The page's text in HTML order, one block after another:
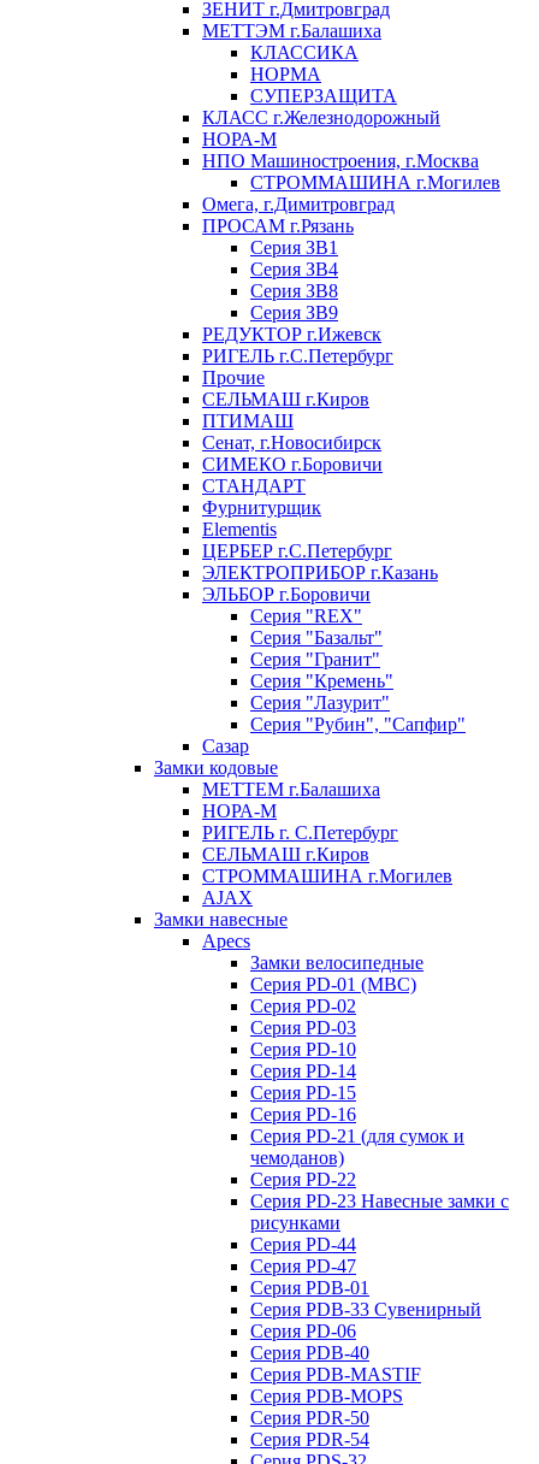
ЗЕНИТ г.Дмитровград
МЕТТЭМ г.Балашиха
КЛАССИКА
НОРМА
СУПЕРЗАЩИТА
КЛАСС г.Железнодорожный
НОРА-М
НПО Машиностроения, г.Москва
СТРОММАШИНА г.Могилев
Омега, г.Димитровград
ПРОСАМ г.Рязань
Серия ЗВ1
Серия ЗВ4
Серия ЗВ8
Серия ЗВ9
РЕДУКТОР г.Ижевск
РИГЕЛЬ г.С.Петербург
Прочие
СЕЛЬМАШ г.Киров
ПТИМАШ
Сенат, г.Новосибирск
СИМЕКО г.Боровичи
СТАНДАРТ
Фурнитурщик
Elementis
ЦЕРБЕР г.С.Петербург
ЭЛЕКТРОПРИБОР г.Казань
ЭЛЬБОР г.Боровичи
Серия "REX"
Серия "Базальт"
Серия "Гранит"
Серия "Кремень"
Серия "Лазурит"
Серия "Рубин", "Сапфир"
Сазар
Замки кодовые
МЕТТЕМ г.Балашиха
НОРА-М
РИГЕЛЬ г. С.Петербург
СЕЛЬМАШ г.Киров
СТРОММАШИНА г.Могилев
AJAX
Замки навесные
Apecs
Замки велосипедные
Серия PD-01 (МВС)
Серия PD-02
Серия PD-03
Серия PD-10
Серия PD-14
Серия PD-15
Серия PD-16
Серия PD-21 (для сумок и
чемоданов)
Серия PD-22
Серия PD-23 Навесные замки с
рисунками
Серия PD-44
Серия PD-47
Серия PDB-01
Серия PDB-33 Сувенирный
Серия PD-06
Серия PDB-40
Серия PDB-MASTIF
Серия PDB-MOPS
Серия PDR-50
Серия PDR-54